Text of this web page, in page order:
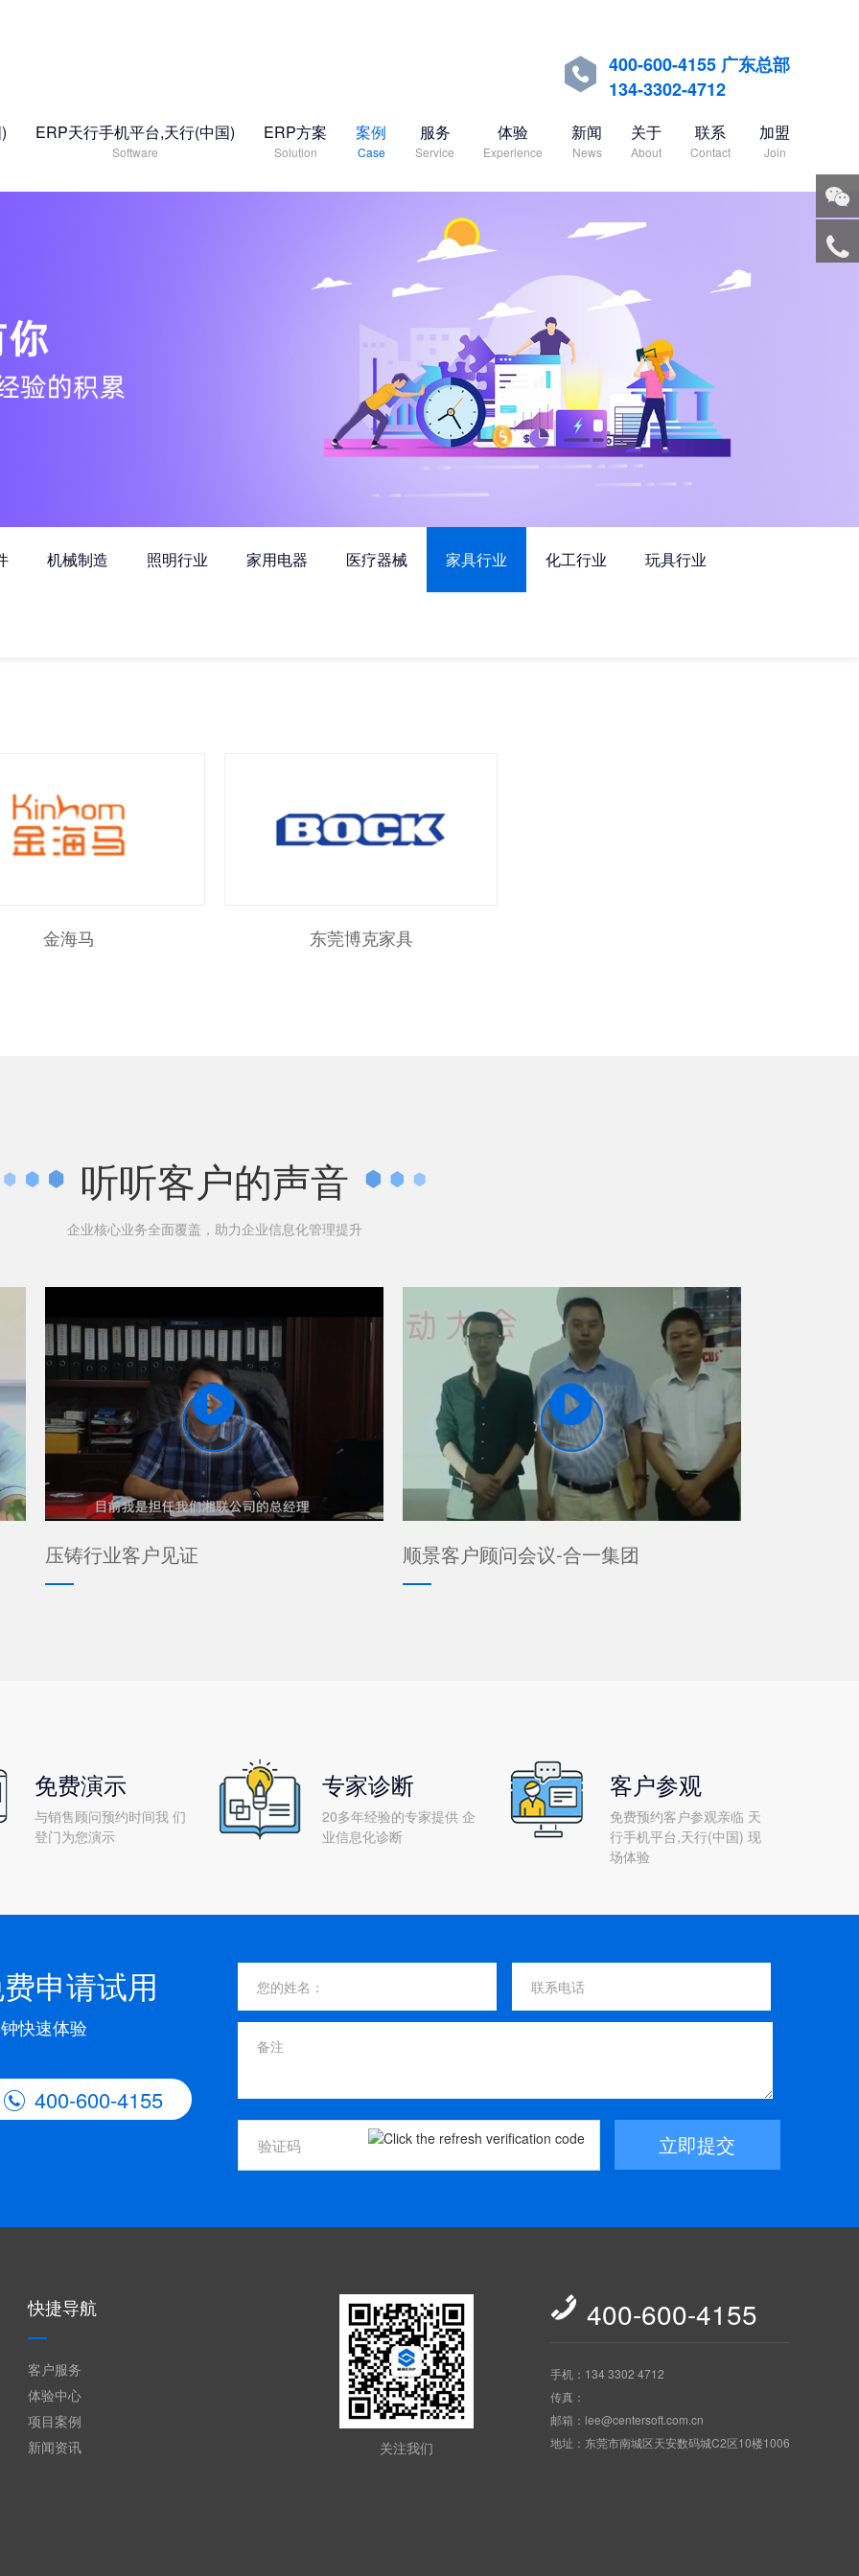

400-600-4155 广东总部
134-3302-4712
ERP天行手机平台,天行(中国)
Software
ERP方案
Solution
案例
Case
服务
Service
体验
Experience
新闻
News
关于
About
联系
Contact
加盟
Join
机械制造 照明行业 家用电器 医疗器械 家具行业 化工行业 玩具行业
金海马 东莞博克家具
听听客户的声音
企业核心业务全面覆盖，助力企业信息化管理提升

压铸行业客户见证

顺景客户顾问会议-合一集团
免费演示
与销售顾问预约时间我 们
登门为您演示
专家诊断
20多年经验的专家提供 企
业信息化诊断
客户参观
免费预约客户参观亲临 天
行手机平台,天行(中国) 现
场体验
申请试用
快速体验
 400-600-4155
立即提交
快捷导航
客户服务
体验中心
项目案例
新闻资讯
 400-600-4155
手机：134 3302 4712
传真：
邮箱：lee@centersoft.com.cn
地址：东莞市南城区天安数码城C2区10楼1006
关注我们
微信